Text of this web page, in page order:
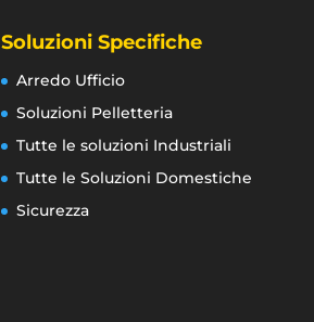
Soluzioni Specifiche
Arredo Ufficio
Soluzioni Pelletteria
Tutte le soluzioni Industriali
Tutte le Soluzioni Domestiche
Sicurezza